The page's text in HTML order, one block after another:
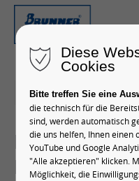
24-04-2024 11:02
Interview
Diese
Cookies
Bitte treffen Sie eine
die technisch für die
sind, werden automatisch
die uns helfen, Ihnen einen
YouTube und Google
"Alle akzeptieren" klicken.
Möglichkeit, die